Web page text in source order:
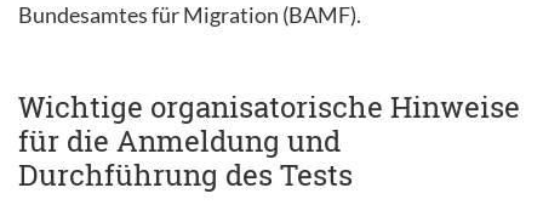
Bundesamtes für Migration (BAMF).
Wichtige organisatorische Hinweise
für die Anmeldung und
Durchführung des Tests